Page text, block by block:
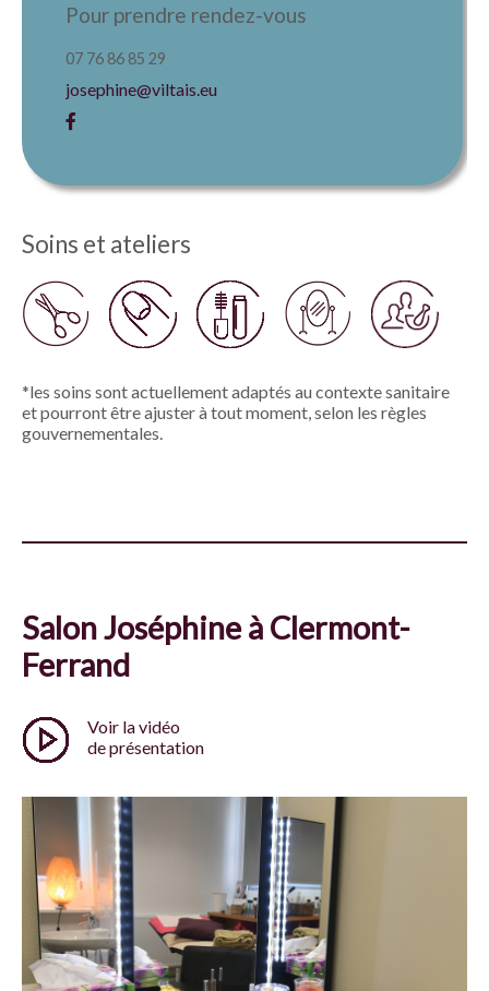
Pour prendre rendez-vous
07 76 86 85 29
josephine@viltais.eu
Soins et ateliers
*les soins sont actuellement adaptés au contexte sanitaire
et pourront être ajuster à tout moment, selon les règles
gouvernementales.
Salon Joséphine à Clermont-
Ferrand
Voir la vidéo
de présentation